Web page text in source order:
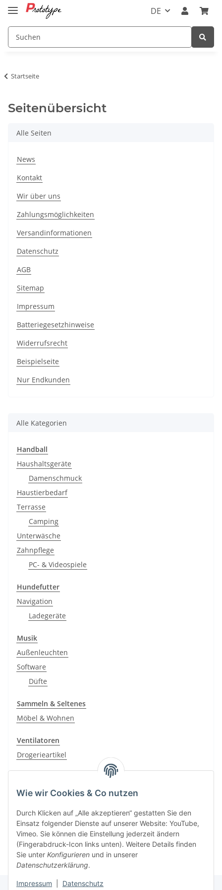
DE
Startseite
Seitenübersicht
Alle Seiten
News
Kontakt
Wir über uns
Zahlungsmöglichkeiten
Versandinformationen
Datenschutz
AGB
Sitemap
Impressum
Batteriegesetzhinweise
Widerrufsrecht
Beispielseite
Nur Endkunden
Alle Kategorien
Handball
Haushaltsgeräte
Damenschmuck
Haustierbedarf
Terrasse
Camping
Unterwäsche
Zahnpflege
PC- & Videospiele
Hundefutter
Navigation
Ladegeräte
Musik
Außenleuchten
Software
Düfte
Sammeln & Seltenes
Möbel & Wohnen
Ventilatoren
Drogerieartikel
CD-Player
Wie wir Cookies & Co nutzen
Durch Klicken auf „Alle akzeptieren“ gestatten Sie den
Einsatz folgender Dienste auf unserer Website: YouTube,
Vimeo. Sie können die Einstellung jederzeit ändern
(Fingerabdruck-Icon links unten). Weitere Details finden
Sie unter Konfigurieren und in unserer
Datenschutzerklärung.
Impressum Datenschutz